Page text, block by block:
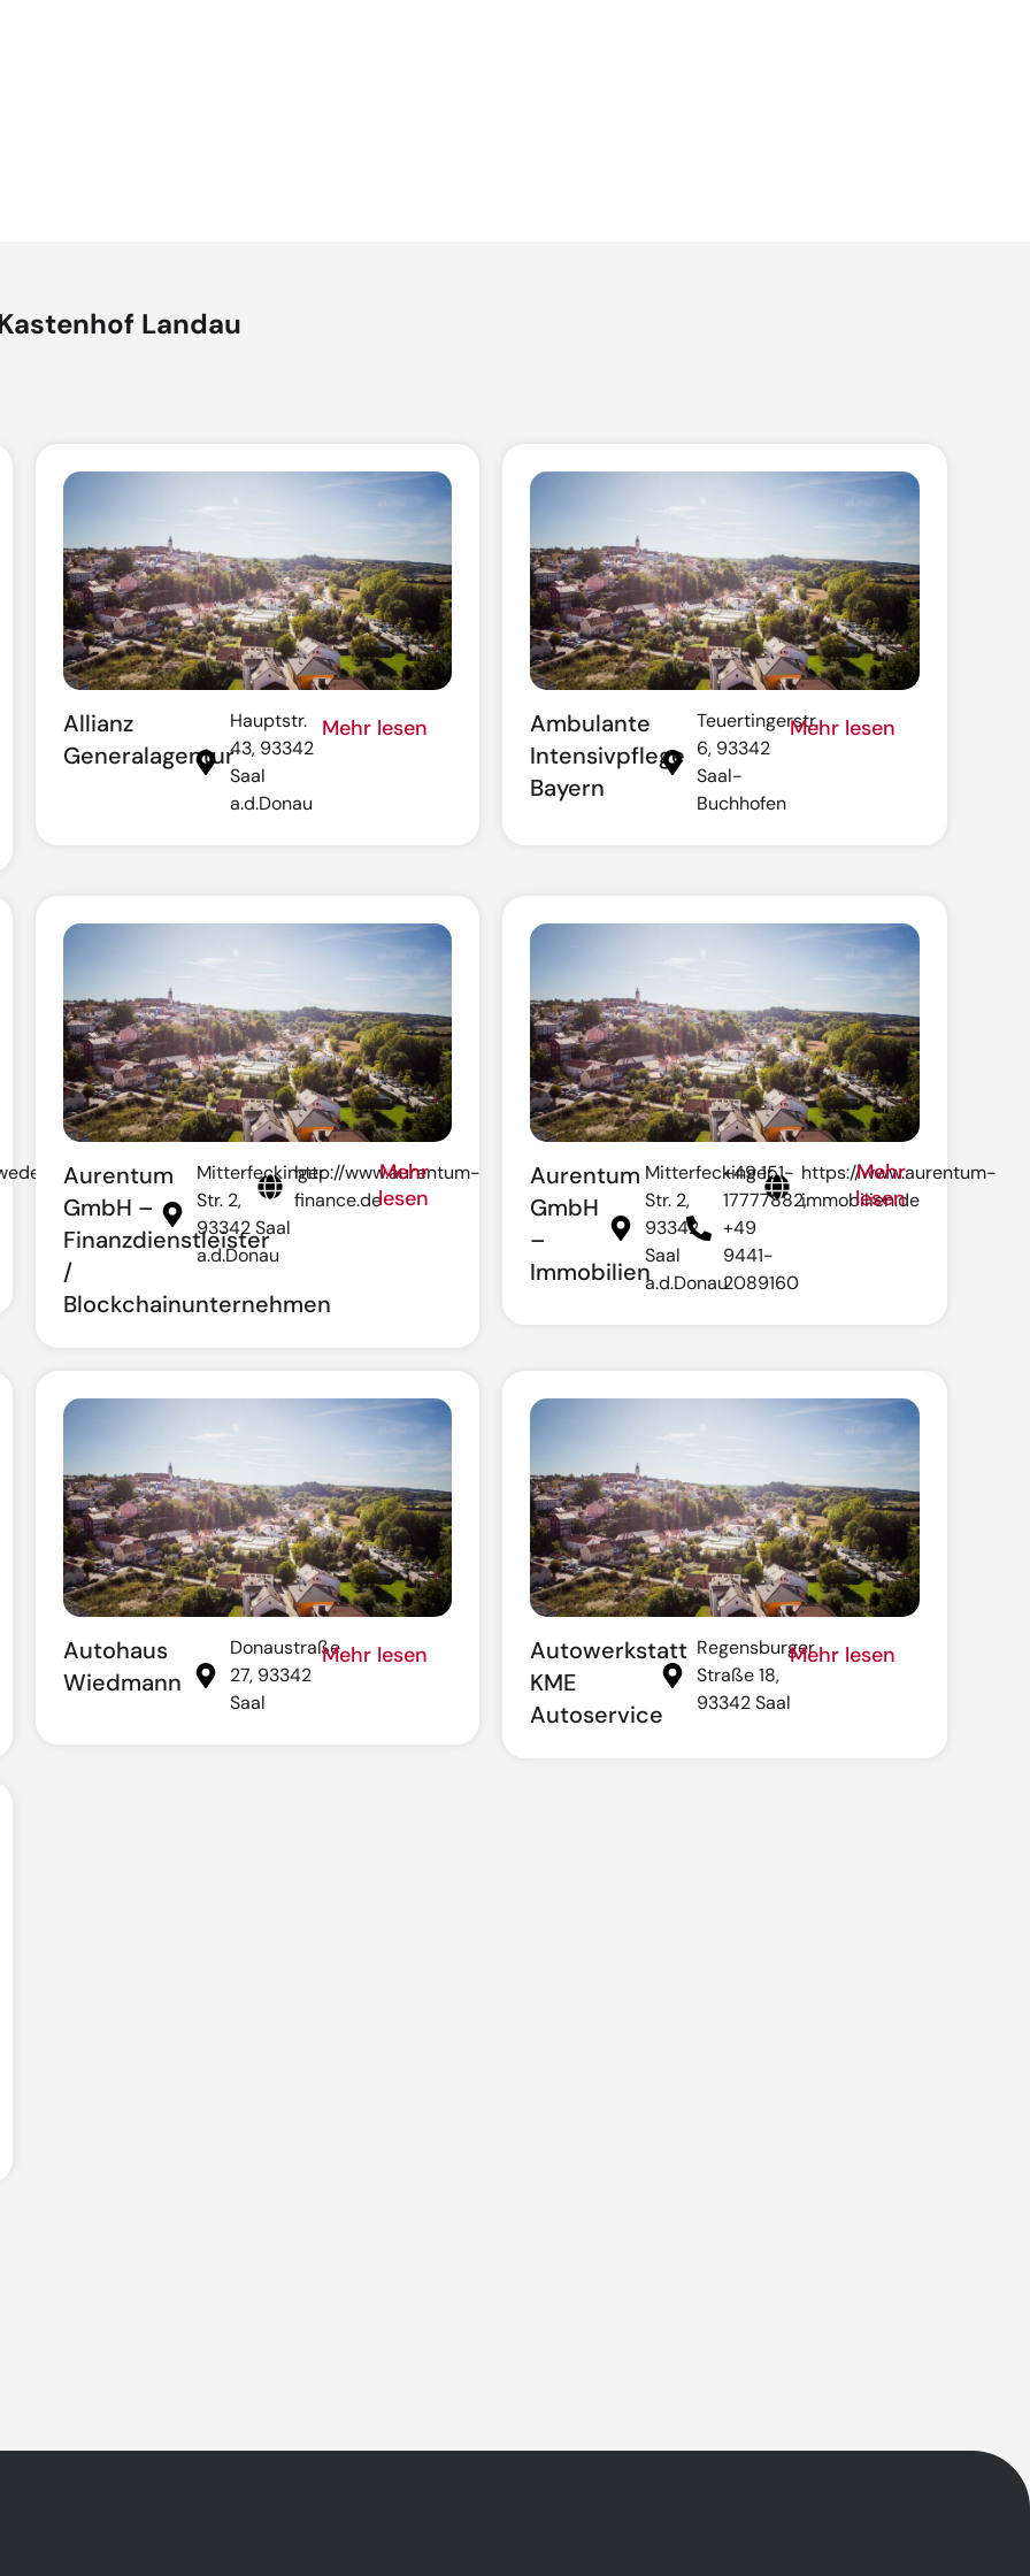
Landau
Allianz
Generalagentur
Hauptstr.
43, 93342
Saal
a.d.Donau
Mehr lesen
Ambulante
Intensivpflege
Bayern
Teuertingerstr.
6, 93342
Saal-
Buchhofen
Mehr lesen
Aurentum
GmbH –
Finanzdienstleister
/
Blockchainunternehmen
Mitterfeckinger
Str. 2,
93342 Saal
a.d.Donau
http://www.aurentum-
finance.de
Mehr
lesen
Aurentum
GmbH
–
Immobilien
Mitterfeckinger
Str. 2,
93342
Saal
a.d.Donau
+49 151-
17777882,
+49
9441-
2089160
https://www.aurentum-
immobilien.de
Mehr
lesen
Autohaus
Wiedmann
Donaustraße
27, 93342
Saal
Mehr lesen
Autowerkstatt
KME
Autoservice
Regensburger
Straße 18,
93342 Saal
Mehr lesen